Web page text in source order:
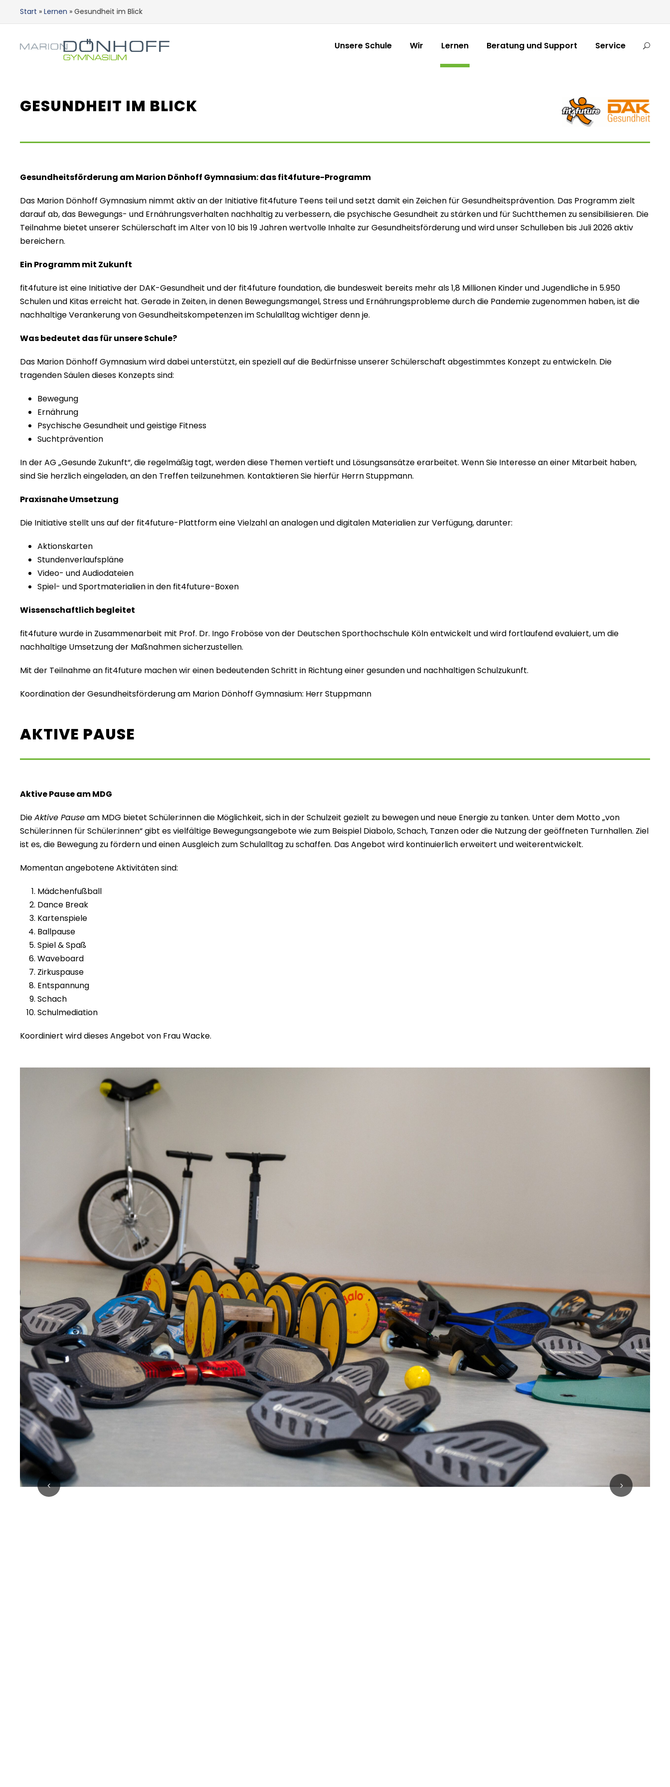
Start » Lernen » Gesundheit im Blick
Unsere Schule Wir Lernen Beratung und Support Service
GESUNDHEIT IM BLICK
Gesundheitsförderung am Marion Dönhoff Gymnasium: das fit4future-Programm
Das Marion Dönhoff Gymnasium nimmt aktiv an der Initiative fit4future Teens teil und setzt damit ein Zeichen für Gesundheitsprävention. Das Programm zielt
darauf ab, das Bewegungs- und Ernährungsverhalten nachhaltig zu verbessern, die psychische Gesundheit zu stärken und für Suchtthemen zu sensibilisieren. Die
Teilnahme bietet unserer Schülerschaft im Alter von 10 bis 19 Jahren wertvolle Inhalte zur Gesundheitsförderung und wird unser Schulleben bis Juli 2026 aktiv
bereichern.
Ein Programm mit Zukunft
fit4future ist eine Initiative der DAK-Gesundheit und der fit4future foundation, die bundesweit bereits mehr als 1,8 Millionen Kinder und Jugendliche in 5.950
Schulen und Kitas erreicht hat. Gerade in Zeiten, in denen Bewegungsmangel, Stress und Ernährungsprobleme durch die Pandemie zugenommen haben, ist die
nachhaltige Verankerung von Gesundheitskompetenzen im Schulalltag wichtiger denn je.
Was bedeutet das für unsere Schule?
Das Marion Dönhoff Gymnasium wird dabei unterstützt, ein speziell auf die Bedürfnisse unserer Schülerschaft abgestimmtes Konzept zu entwickeln. Die
tragenden Säulen dieses Konzepts sind:
Bewegung
Ernährung
Psychische Gesundheit und geistige Fitness
Suchtprävention
In der AG „Gesunde Zukunft“, die regelmäßig tagt, werden diese Themen vertieft und Lösungsansätze erarbeitet. Wenn Sie Interesse an einer Mitarbeit haben,
sind Sie herzlich eingeladen, an den Treffen teilzunehmen. Kontaktieren Sie hierfür Herrn Stuppmann.
Praxisnahe Umsetzung
Die Initiative stellt uns auf der fit4future-Plattform eine Vielzahl an analogen und digitalen Materialien zur Verfügung, darunter:
Aktionskarten
Stundenverlaufspläne
Video- und Audiodateien
Spiel- und Sportmaterialien in den fit4future-Boxen
Wissenschaftlich begleitet
fit4future wurde in Zusammenarbeit mit Prof. Dr. Ingo Froböse von der Deutschen Sporthochschule Köln entwickelt und wird fortlaufend evaluiert, um die
nachhaltige Umsetzung der Maßnahmen sicherzustellen.
Mit der Teilnahme an fit4future machen wir einen bedeutenden Schritt in Richtung einer gesunden und nachhaltigen Schulzukunft.
Koordination der Gesundheitsförderung am Marion Dönhoff Gymnasium: Herr Stuppmann
AKTIVE PAUSE
Aktive Pause am MDG
DieAktive Pauseam MDG bietet Schüler:innen die Möglichkeit, sich in der Schulzeit gezielt zu bewegen und neue Energie zu tanken. Unter dem Motto „von
Schüler:innen für Schüler:innen“ gibt es vielfältige Bewegungsangebote wie zum Beispiel Diabolo, Schach, Tanzen oder die Nutzung der geöffneten Turnhallen. Ziel
ist es, die Bewegung zu fördern und einen Ausgleich zum Schulalltag zu schaffen. Das Angebot wird kontinuierlich erweitert und weiterentwickelt.
Momentan angebotene Aktivitäten sind:
Mädchenfußball
Dance Break
Kartenspiele
Ballpause
Spiel & Spaß
Waveboard
Zirkuspause
Entspannung
Schach
Schulmediation
Koordiniert wird dieses Angebot von Frau Wacke.